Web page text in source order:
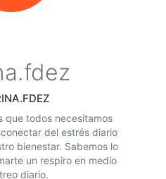
que todos necesitamos
del estrés diario
bienestar. Sabemos lo
un respiro en medio
diario.